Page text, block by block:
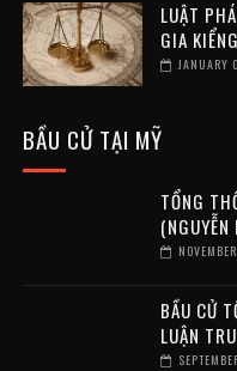
LUẬT
GIA
BẦU CỬ TẠI MỸ
TỔNG
BẦU CỬ
LUẬN